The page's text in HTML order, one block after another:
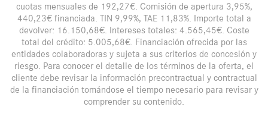
cuotas mensuales de 192,27€. Comisión de apertura 3,95%,
440,23€ financiada. TIN 9,99%, TAE 11,83%. Importe total a
devolver: 16.150,68€. Intereses totales: 4.565,45€. Coste
total del crédito: 5.005,68€. Financiación ofrecida por las
entidades colaboradoras y sujeta a sus criterios de concesión y
riesgo. Para conocer el detalle de los términos de la oferta, el
cliente debe revisar la información precontractual y contractual
de la financiación tomándose el tiempo necesario para revisar y
comprender su contenido.